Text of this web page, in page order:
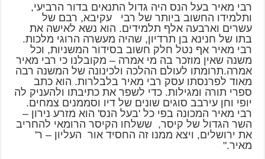
רבי מאיר בעל הנס היה גדול התנאים בדור הרביעי,
ותלמידו החשוב ביותר של רבי עקיבא, רבם של
עשרים וארבעה אלף תלמידים. הוא נשא לאישה את
בתו של חנינא בן תרדיון, שהיה מעשרה הרוגי מלכות.
רבי מאיר אף נטל חלק חשוב בסידור המשניות, וכל
משנה שאין מוזכר בה מי אמרה – מקובלנו כי רבי מאיר
אמרה.תרומתו לעולם ההלכה ולכינונה של המשנה רבה
מאוד לפרנסתו עסק רבי מאיר בלבלרות. הוא כתב
ספרי תורה ומגילות. כדי לשפר את כתיבתו ולהעניק לה
יופי וחן עירבב סוגים שונים של דיו וסממנים צמחים.
רבי מאיר המכונה בפי כל 'בעל הנס' הוא מזרע נירון –
השר הגדול של קיסר, ששלחו הקיסר הרומאי להחריב
את ירושלים, ויצא ממנו זה החסיד אור העליון – ר'
מאיר."